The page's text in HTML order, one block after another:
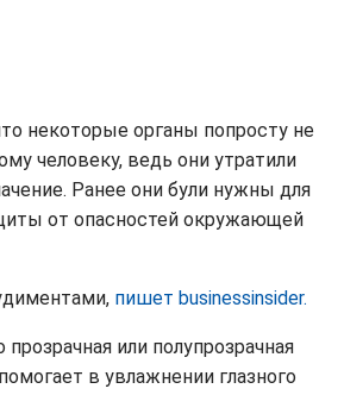
некоторые органы попросту не
человеку, ведь они утратили
Ранее они були нужны для
от опасностей окружающей
пишет businessinsider.
прозрачная или полупрозрачная
в увлажнении глазного